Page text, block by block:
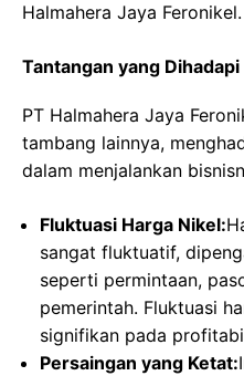
Halmahera Jaya Feronikel.
Tantangan yang Dihadapi
PT Halmahera Jaya
tambang lainnya,
dalam menjalankan
Fluktuasi Harga Nikel:
sangat fluktuatif,
seperti permintaan,
pemerintah. Fluktuasi
signifikan pada
Persaingan yang Ketat: